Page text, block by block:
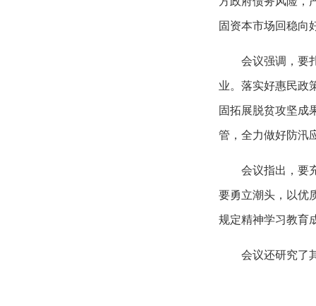
固资本市场回稳向
会议强调，要
业。落实好惠民政
固拓展脱贫攻坚成
管，全力做好防汛
会议指出，要
要勇立潮头，以优
规定精神学习教育
会议还研究了